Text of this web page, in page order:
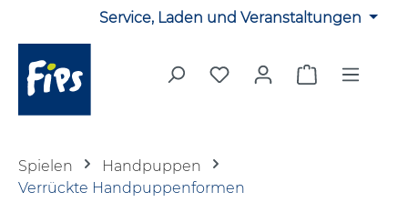
Zum Hauptinhalt springenService, Laden und Veranstaltungen
Du hast 0 Produkte auf
Warenkorb
Spielen
Handpuppen
Verrückte Handpuppenformen